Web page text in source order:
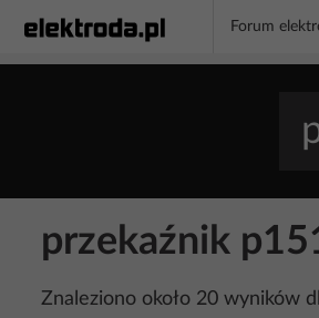
Forum
przekaźnik
Znaleziono około 20 wyników